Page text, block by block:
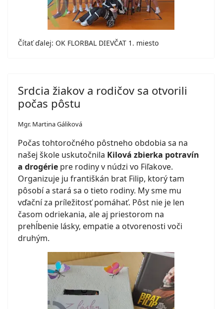
Čítať ďalej: OK FLORBAL DIEVČAT 1. miesto
Srdcia žiakov a rodičov sa otvorili
počas pôstu
Mgr. Martina Gáliková
Počas tohtoročného pôstneho obdobia sa na
našej škole uskutočnila Kilová zbierka potravín
a drogérie pre rodiny v núdzi vo Fiľakove.
Organizuje ju františkán brat Filip, ktorý tam
pôsobí a stará sa o tieto rodiny. My sme mu
vďační za príležitosť pomáhať. Pôst nie je len
časom odriekania, ale aj priestorom na
prehĺbenie lásky, empatie a otvorenosti voči
druhým.